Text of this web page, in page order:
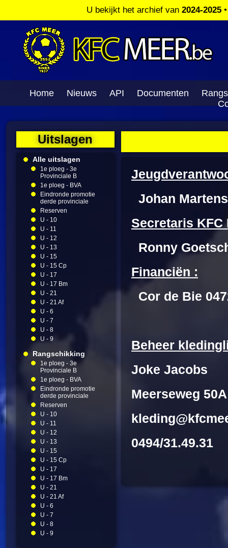
U bekijkt het archief van 2024-2025
Home Nieuws API Documenten
Uitslagen
Alle uitslagen
1e ploeg - 3e
Provinciale B
1e ploeg - BVA
Eindronde promotie
derde provinciale
Reserven
U - 10
U - 11
U - 12
U - 13
U - 15
U - 15 Cp
U - 17
U - 17 Bm
U - 21
U - 21 Af
U - 6
U - 7
U - 8
U - 9
Rangschikking
1e ploeg - 3e
Provinciale B
1e ploeg - BVA
Eindronde promotie
derde provinciale
Reserven
U - 10
U - 11
U - 12
U - 13
U - 15
U - 15 Cp
U - 17
U - 17 Bm
U - 21
U - 21 Af
U - 6
U - 7
U - 8
U - 9
Johan
Secretaris KFC
Ronny
Financiën :
Cor de Bie
Beheer
Joke Jacobs
Meerseweg
0494/31.49.31